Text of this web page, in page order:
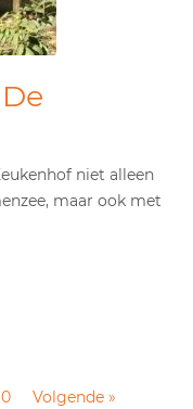
niet alleen
maar ook met
Volgende »